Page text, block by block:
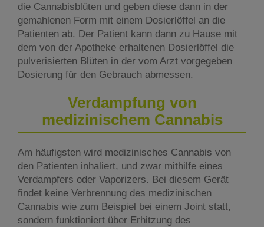
die Cannabisblüten und geben diese dann in der
gemahlenen Form mit einem Dosierlöffel an die
Patienten ab. Der Patient kann dann zu Hause mit
dem von der Apotheke erhaltenen Dosierlöffel die
pulverisierten Blüten in der vom Arzt vorgegeben
Dosierung für den Gebrauch abmessen.
Verdampfung von
medizinischem Cannabis
Am häufigsten wird medizinisches Cannabis von
den Patienten inhaliert, und zwar mithilfe eines
Verdampfers oder Vaporizers. Bei diesem Gerät
findet keine Verbrennung des medizinischen
Cannabis wie zum Beispiel bei einem Joint statt,
sondern funktioniert über Erhitzung des